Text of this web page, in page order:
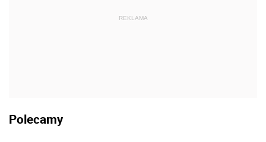
REKLAMA
Polecamy